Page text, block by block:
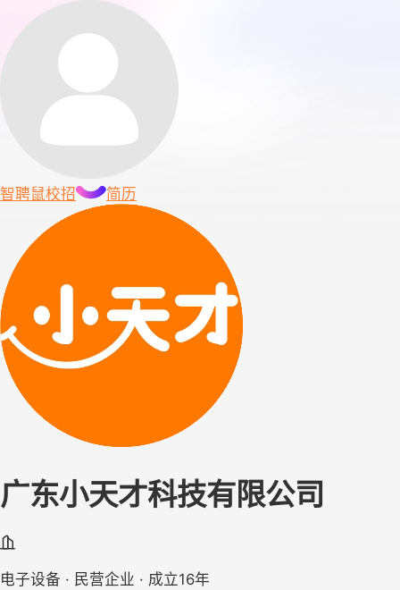
智聘鼠校招 简历
广东小天才科技有限公司
电子设备 · 民营企业 · 成立16年